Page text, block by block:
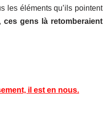
les éléments qu’ils pointent
ces gens là retomberaient
il est en nous.